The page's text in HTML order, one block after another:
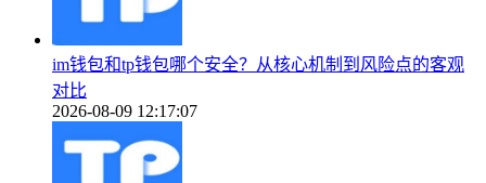
im钱包和tp钱包哪个安全？从核心机制到风险点的客观
对比
2026-08-09 12:17:07